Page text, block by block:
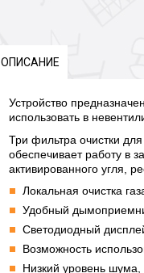
ОПИСАНИЕ
Устройство
использовать в
Три фильтра очистки
обеспечивает работу в
активированного угля,
Локальная очистка
Удобный
Светодиодный
Возможность
Низкий уровень